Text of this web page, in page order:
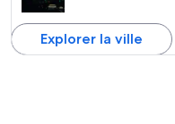
Explorer la ville